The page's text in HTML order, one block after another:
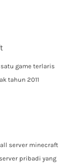
game terlaris
tahun 2011
server minecraft
pribadi yang